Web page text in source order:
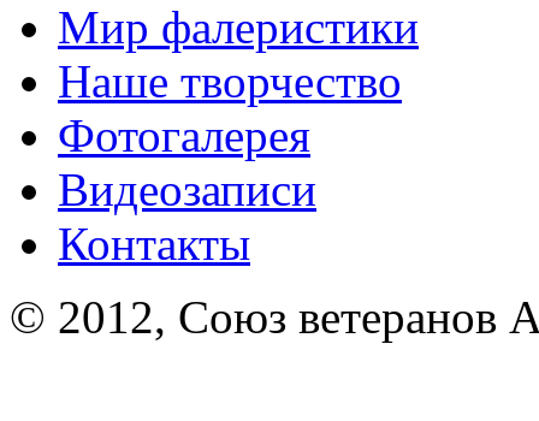
Мир фалеристики
Наше творчество
Фотогалерея
Видеозаписи
Контакты
© 2012, Союз ветеранов